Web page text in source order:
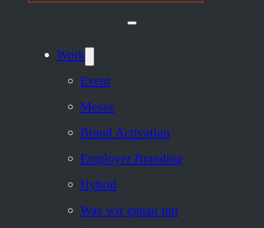
Work
Event
Messe
Brand Activation
Employer Branding
Hybrid
Was wir genau tun